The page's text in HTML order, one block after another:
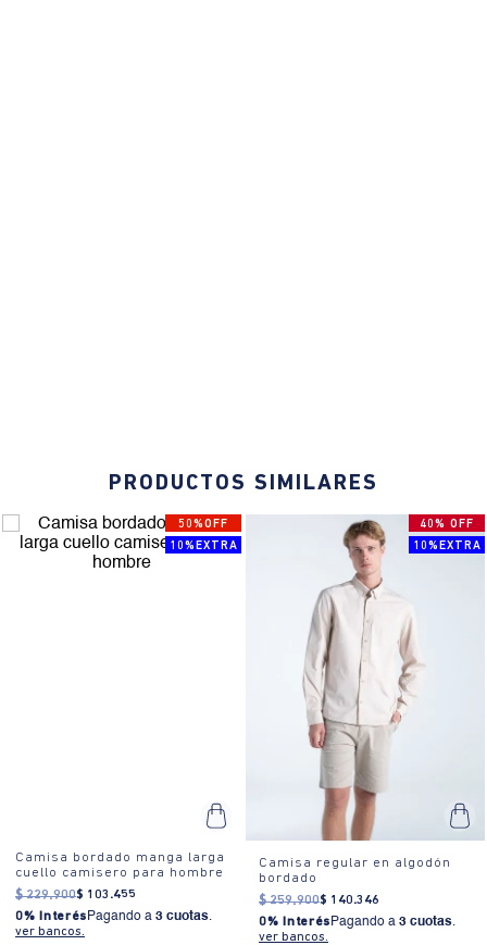
PRODUCTOS SIMILARES
50%OFF
10%EXTRA
Camisa bordado manga larga
cuello camisero para hombre
$ 229.900$ 103 .455
0% Interés Pagando a 3 cuotas.
ver bancos.
40% OFF
10%EXTRA
Camisa regular en algodón
bordado
$ 259.900$ 140.346
0% Interés Pagando a 3 cuotas.
ver bancos.